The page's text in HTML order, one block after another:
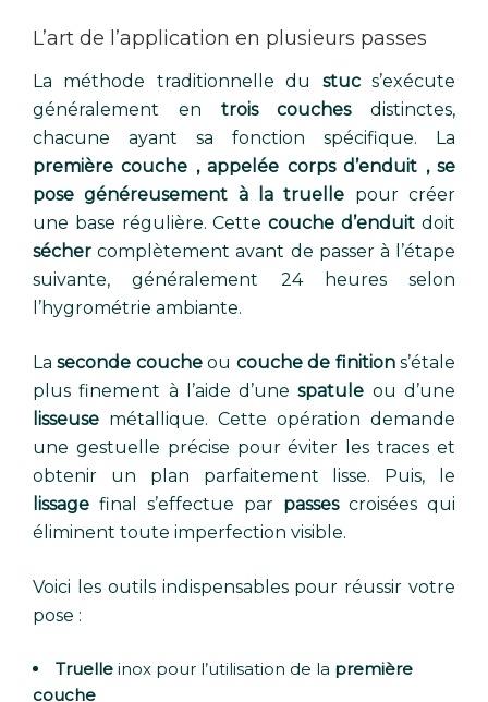
L’art de l’application en plusieurs passes
La méthode traditionnelle du stucs’exécute
généralement en trois couchesdistinctes,
chacune ayant sa fonction spécifique. La
première couche , appelée corps d’enduit , se
pose généreusement à la truelle pour créer
une base régulière. Cettecouche d’enduit doit
sécher complètement avant de passer à l’étape
suivante, généralement 24 heures selon
l’hygrométrie ambiante.
Laseconde coucheou couche de finitions’étale
plus finement à l’aide d’unespatule ou d’une
lisseuse métallique. Cette opération demande
une gestuelle précise pour éviter les traces et
obtenir un plan parfaitement lisse. Puis, le
lissage final s’effectue par passescroisées qui
éliminent toute imperfection visible.
Voici les outils indispensables pour réussir votre
pose :
Truelle inox pour l’utilisation de la première
couche